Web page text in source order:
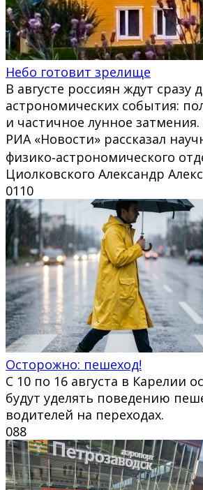
Небо готовит зрелище
В августе россиян ждут сразу
астрономических события:
и частичное лунное
РИА «Новости» рассказал
физико‑астрономического
Циолковского Александр
0110
Осторожно: пешеход!
С 10 по 16 августа в Карелии
будут уделять поведению
водителей на переходах.
088